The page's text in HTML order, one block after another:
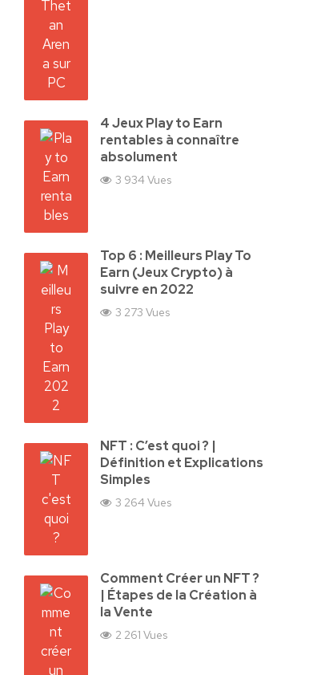
4 Jeux Play to Earn
rentables à connaître
absolument
3 934 Vues
Top 6 : Meilleurs Play To
Earn (Jeux Crypto) à
suivre en 2022
3 273 Vues
NFT : C’est quoi ? |
Définition et Explications
Simples
3 264 Vues
Comment Créer un NFT ?
| Étapes de la Création à
la Vente
2 261 Vues